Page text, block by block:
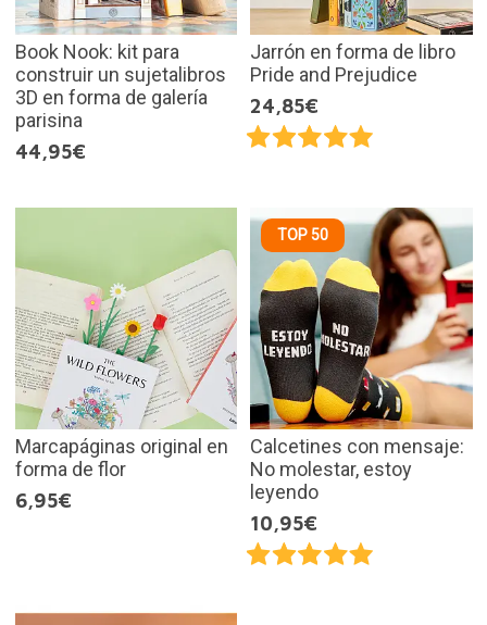
Book Nook: kit para
construir un sujetalibros
3D en forma de galería
parisina
44,95€
Jarrón en forma de libro
Pride and Prejudice
24,85€
Marcapáginas original en
forma de flor
6,95€
TOP 50
Calcetines con mensaje:
No molestar, estoy
leyendo
10,95€